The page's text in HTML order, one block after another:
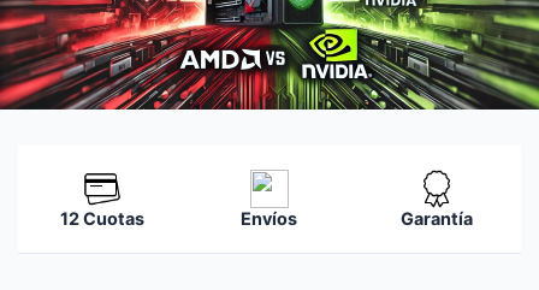
12 Cuotas Envíos Garantía